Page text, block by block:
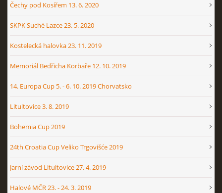
Čechy pod Kosířem 13. 6. 2020
SKPK Suché Lazce 23. 5. 2020
Kostelecká halovka 23. 11. 2019
Memoriál Bedřicha Korbaře 12. 10. 2019
14. Europa Cup 5. - 6. 10. 2019 Chorvatsko
Litultovice 3. 8. 2019
Bohemia Cup 2019
24th Croatia Cup Veliko Trgovišće 2019
Jarní závod Litultovice 27. 4. 2019
Halové MČR 23. - 24. 3. 2019